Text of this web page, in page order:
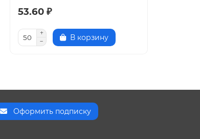
53.60 ₽
В корзину
Оформить подписку